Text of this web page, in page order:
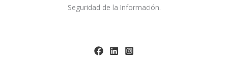
Seguridad de la Información.